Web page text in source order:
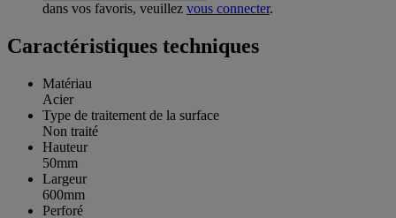
dans vos favoris, veuillez vous connecter.
Caractéristiques techniques
Matériau
Acier
Type de traitement de la surface
Non traité
Hauteur
50mm
Largeur
600mm
Perforé